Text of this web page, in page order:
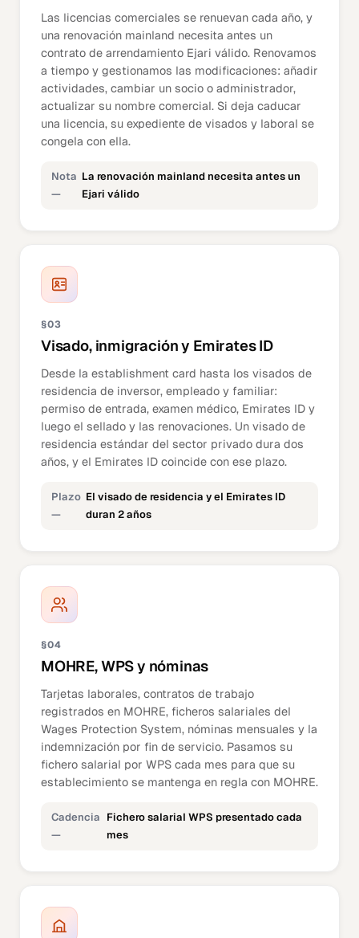
Las licencias comerciales se renuevan cada año, y
una renovación mainland necesita antes un
contrato de arrendamiento Ejari válido. Renovamos
a tiempo y gestionamos las modificaciones: añadir
actividades, cambiar un socio o administrador,
actualizar su nombre comercial. Si deja caducar
una licencia, su expediente de visados y laboral se
congela con ella.
Nota
—
La renovación mainland necesita antes un
Ejari válido
§03
Visado, inmigración y Emirates ID
Desde la establishment card hasta los visados de
residencia de inversor, empleado y familiar:
permiso de entrada, examen médico, Emirates ID y
luego el sellado y las renovaciones. Un visado de
residencia estándar del sector privado dura dos
años, y el Emirates ID coincide con ese plazo.
Plazo
—
El visado de residencia y el Emirates ID
duran 2 años
§04
MOHRE, WPS y nóminas
Tarjetas laborales, contratos de trabajo
registrados en MOHRE, ficheros salariales del
Wages Protection System, nóminas mensuales y la
indemnización por fin de servicio. Pasamos su
fichero salarial por WPS cada mes para que su
establecimiento se mantenga en regla con MOHRE.
Cadencia
—
Fichero salarial WPS presentado cada
mes